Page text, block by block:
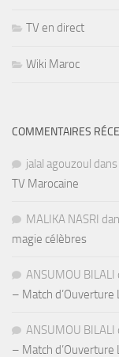
TV en direct
Wiki Maroc
COMMENTAIRES
jalal agouzoul dans
TV Marocaine
MALIKA NASRI
magie célèbres
ANSUMOU BILALI
– Match d’Ouverture
ANSUMOU BILALI
– Match d’Ouverture